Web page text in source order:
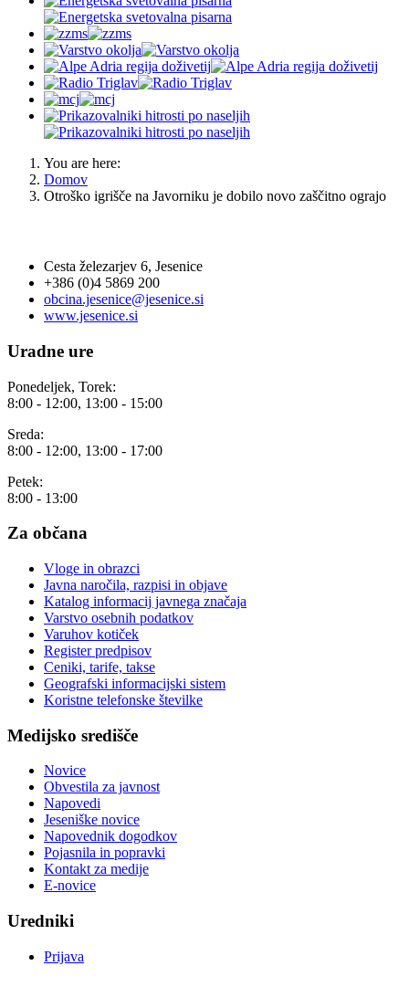
You are here:
Domov
Otroško igrišče na Javorniku je dobilo novo zaščitno ograjo
Cesta železarjev 6, Jesenice
+386 (0)4 5869 200
obcina.jesenice@jesenice.si
www.jesenice.si
Uradne ure
Ponedeljek, Torek:
8:00 - 12:00, 13:00 - 15:00
Sreda:
8:00 - 12:00, 13:00 - 17:00
Petek:
8:00 - 13:00
Za občana
Vloge in obrazci
Javna naročila, razpisi in objave
Katalog informacij javnega značaja
Varstvo osebnih podatkov
Varuhov kotiček
Register predpisov
Ceniki, tarife, takse
Geografski informacijski sistem
Koristne telefonske številke
Medijsko središče
Novice
Obvestila za javnost
Napovedi
Jeseniške novice
Napovednik dogodkov
Pojasnila in popravki
Kontakt za medije
E-novice
Uredniki
Prijava